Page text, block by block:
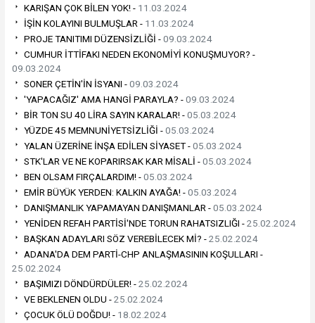
KARIŞAN ÇOK BİLEN YOK! - 11.03.2024
İŞİN KOLAYINI BULMUŞLAR - 11.03.2024
PROJE TANITIMI DÜZENSİZLİĞİ -09.03.2024
CUMHUR İTTİFAKI NEDEN EKONOMİYİ KONUŞMUYOR? -
09.03.2024
SONER ÇETİN'İN İSYANI -09.03.2024
'YAPACAĞIZ' AMA HANGİ PARAYLA? -09.03.2024
BİR TON SU 40 LİRA SAYIN KARALAR! -05.03.2024
YÜZDE 45 MEMNUNİYETSİZLİĞİ -05.03.2024
YALAN ÜZERİNE İNŞA EDİLEN SİYASET -05.03.2024
STK'LAR VE NE KOPARIRSAK KAR MİSALİ -05.03.2024
BEN OLSAM FIRÇALARDIM! -05.03.2024
EMİR BÜYÜK YERDEN: KALKIN AYAĞA! -05.03.2024
DANIŞMANLIK YAPAMAYAN DANIŞMANLAR -05.03.2024
YENİDEN REFAH PARTİSİ'NDE TORUN RAHATSIZLIĞI -25.02.2024
BAŞKAN ADAYLARI SÖZ VEREBİLECEK Mİ? -25.02.2024
ADANA'DA DEM PARTİ-CHP ANLAŞMASININ KOŞULLARI -
25.02.2024
BAŞIMIZI DÖNDÜRDÜLER! -25.02.2024
VE BEKLENEN OLDU -25.02.2024
ÇOCUK ÖLÜ DOĞDU! - 18.02.2024